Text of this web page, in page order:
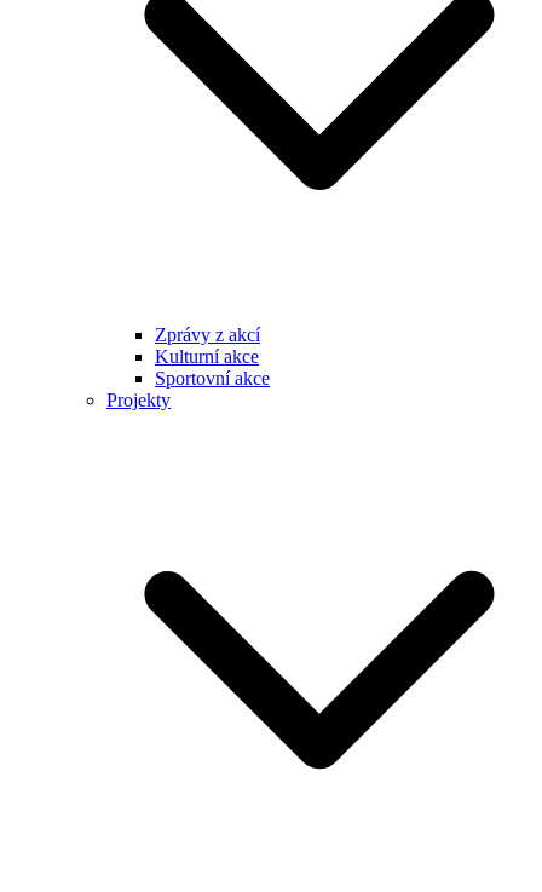
Zprávy z akcí
Kulturní akce
Sportovní akce
Projekty